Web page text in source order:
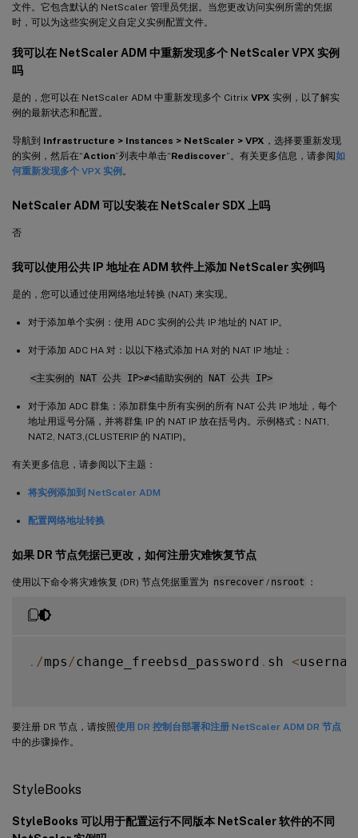
文件。它包含默认的 NetScaler 管理员凭据。当您更改访问实例所需的凭据
时，可以为这些实例定义自定义实例配置文件。
我可以在 NetScaler ADM 中重新发现多个 NetScaler VPX 实例
吗
是的，您可以在 NetScaler ADM 中重新发现多个 Citrix VPX 实例，以了解实
例的最新状态和配置。
导航到 Infrastructure > Instances > NetScaler > VPX ，选择要重新发现
的实例，然后在“Action”列表中单击“Rediscover”。有关更多信息，请参阅如
何重新发现多个 VPX 实例 。
NetScaler ADM 可以安装在 NetScaler SDX 上吗
否
我可以使用公共 IP 地址在 ADM 软件上添加 NetScaler 实例吗
是的，您可以通过使用网络地址转换 (NAT) 来实现。
对于添加单个实例：使用 ADC 实例的公共 IP 地址的 NAT IP。
对于添加 ADC HA 对：以以下格式添加 HA 对的 NAT IP 地址：
<主实例的 NAT 公共 IP>#<辅助实例的 NAT 公共 IP>
对于添加 ADC 群集：添加群集中所有实例的所有 NAT 公共 IP 地址，每个
地址用逗号分隔，并将群集 IP 的 NAT IP 放在括号内。示例格式：NAT1,
NAT2, NAT3,(CLUSTERIP 的 NATIP)。
有关更多信息，请参阅以下主题：
将实例添加到 NetScaler ADM
配置网络地址转换
如果 DR 节点凭据已更改，如何注册灾难恢复节点
使用以下命令将灾难恢复 (DR) 节点凭据重置为 nsrecover / nsroot ：
. /mps /change_freebsd_password . sh <
要注册 DR 节点，请按照使用 DR 控制台部署和注册 NetScaler ADM DR 节点
中的步骤操作。
StyleBooks
StyleBooks 可以用于配置运行不同版本 NetScaler 软件的不同